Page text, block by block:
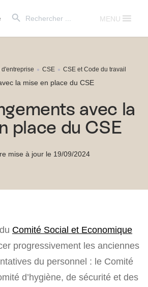
for:
MENU
CSE CSE et Code du travail
la mise en place du CSE
avec la
place du CSE
mise à jour le 19/09/2024
Comité Social et Economique
progressivement les anciennes
du personnel : le Comité
d’hygiène, de sécurité et des